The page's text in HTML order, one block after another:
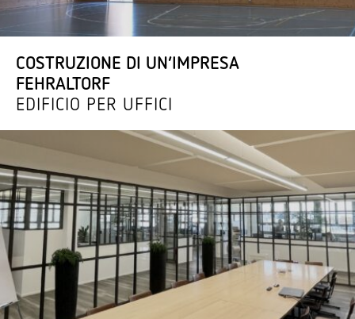
COSTRU­ZIONE DI UN’IM­PRESA
FEHRALTORF
EDIFICIO PER UFFICI